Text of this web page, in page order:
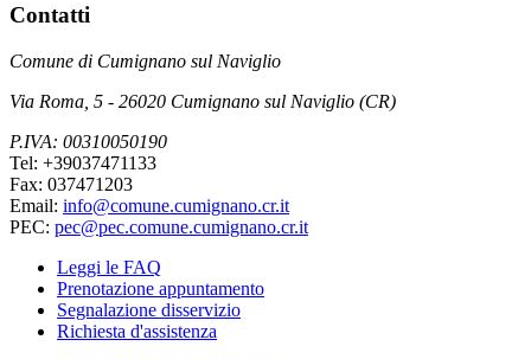
Contatti
Comune di Cumignano sul Naviglio
Via Roma, 5 - 26020 Cumignano sul Naviglio (CR)
P.IVA: 00310050190
Tel: +39037471133
Fax: 037471203
Email: info@comune.cumignano.cr.it
PEC: pec@pec.comune.cumignano.cr.it
Leggi le FAQ
Prenotazione appuntamento
Segnalazione disservizio
Richiesta d'assistenza